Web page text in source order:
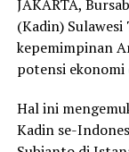
LUWU UTARA
UP NEXT
HUT
Provinsi di
DON'T MISS
Tingkatkan
Laut Pertama di
JAKARTA,
(Kadin)
kepemimpinan
potensi
Hal ini
Kadin se-